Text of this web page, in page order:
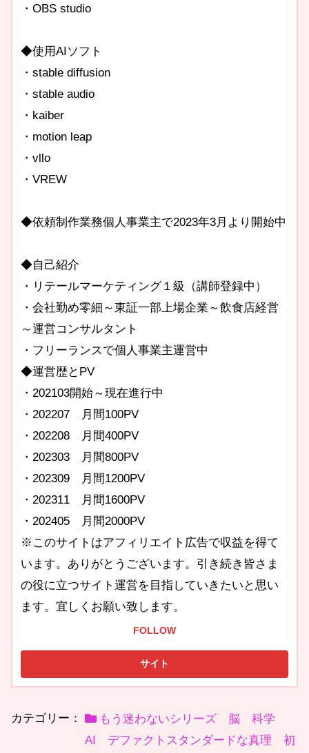
・OBS studio
◆使用AIソフト
・stable diffusion
・stable audio
・kaiber
・motion leap
・vllo
・VREW
◆依頼制作業務個人事業主で2023年3月より開始中
◆自己紹介
・リテールマーケティング１級（講師登録中）
・会社勤め零細～東証一部上場企業～飲食店経営
～運営コンサルタント
・フリーランスで個人事業主運営中
◆運営歴とPV
・202103開始～現在進行中
・202207 月間100PV
・202208 月間400PV
・202303 月間800PV
・202309 月間1200PV
・202311 月間1600PV
・202405 月間2000PV
※このサイトはアフィリエイト広告で収益を得て
います。ありがとうございます。引き続き皆さま
の役に立つサイト運営を目指していきたいと思い
ます。宜しくお願い致します。
FOLLOW
カテゴリー：
もう迷わないシリーズ 脳 科学
AI デファクトスタンダードな真理 初